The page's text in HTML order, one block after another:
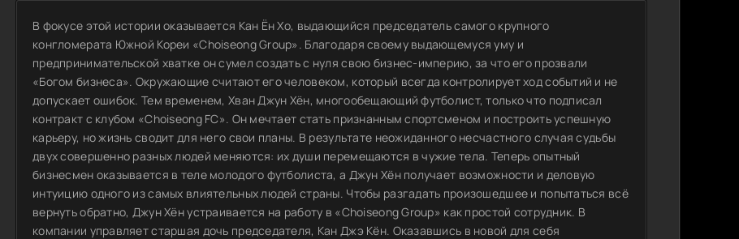
В фокусе этой истории оказывается Кан Ён Хо, выдающийся председатель самого крупного
конгломерата Южной Кореи «Choiseong Group». Благодаря своему выдающемуся уму и
предпринимательской хватке он сумел создать с нуля свою бизнес-империю, за что его прозвали
«Богом бизнеса». Окружающие считают его человеком, который всегда контролирует ход событий и не
допускает ошибок. Тем временем, Хван Джун Хён, многообещающий футболист, только что подписал
контракт с клубом «Choiseong FC». Он мечтает стать признанным спортсменом и построить успешную
карьеру, но жизнь сводит для него свои планы. В результате неожиданного несчастного случая судьбы
двух совершенно разных людей меняются: их души перемещаются в чужие тела. Теперь опытный
бизнесмен оказывается в теле молодого футболиста, а Джун Хён получает возможности и деловую
интуицию одного из самых влиятельных людей страны. Чтобы разгадать произошедшее и попытаться всё
вернуть обратно, Джун Хён устраивается на работу в «Choiseong Group» как простой сотрудник. В
компании управляет старшая дочь председателя, Кан Джэ Кён. Оказавшись в новой для себя